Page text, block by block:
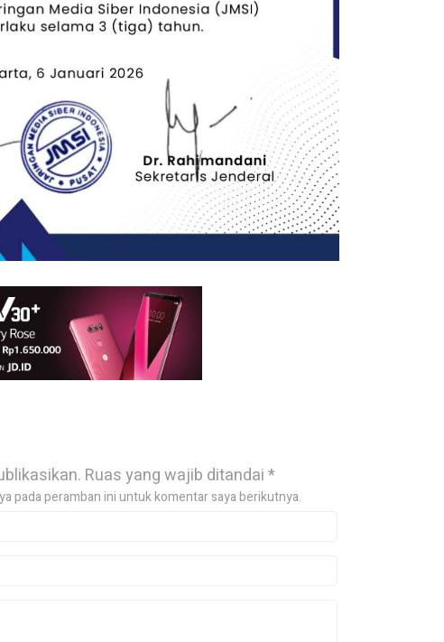
Ruas yang wajib ditandai*
pada peramban ini untuk komentar saya berikutnya.